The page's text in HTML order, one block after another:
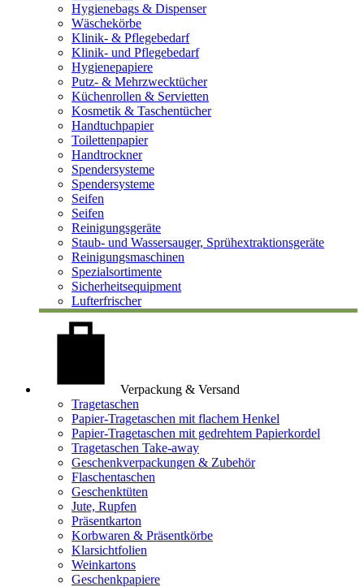
Hygienebags & Dispenser
Wäschekörbe
Klinik- & Pflegebedarf
Klinik- und Pflegebedarf
Hygienepapiere
Putz- & Mehrzwecktücher
Küchenrollen & Servietten
Kosmetik & Taschentücher
Handtuchpapier
Toilettenpapier
Handtrockner
Spendersysteme
Spendersysteme
Seifen
Seifen
Reinigungsgeräte
Staub- und Wassersauger, Sprühextraktionsgeräte
Reinigungsmaschinen
Spezialsortimente
Sicherheitsequipment
Lufterfrischer
Verpackung & Versand
Tragetaschen
Papier-Tragetaschen mit flachem Henkel
Papier-Tragetaschen mit gedrehtem Papierkordel
Tragetaschen Take-away
Geschenkverpackungen & Zubehör
Flaschentaschen
Geschenktüten
Jute, Rupfen
Präsentkarton
Korbwaren & Präsentkörbe
Klarsichtfolien
Weinkartons
Geschenkpapiere